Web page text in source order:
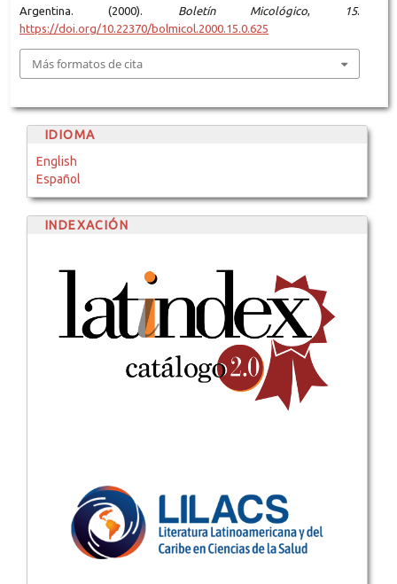
Argentina. (2000).
Boletín Micológico, 15.
https://doi.org/10.22370/bolmicol.2000.15.0.625
Más formatos de cita
IDIOMA
English
Español
INDEXACIÓN